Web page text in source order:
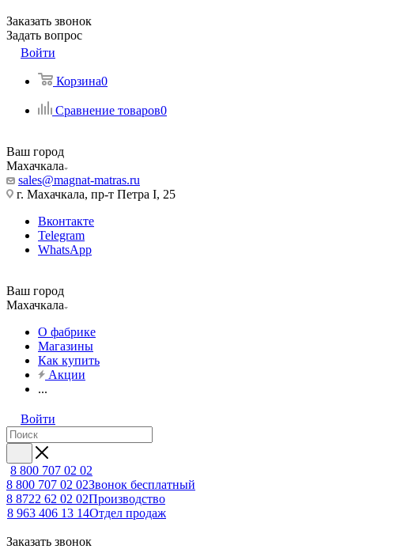
Заказать звонок
Задать вопрос
Войти
Корзина0
Сравнение товаров0
Ваш город
Махачкала
sales@magnat-matras.ru
г. Махачкала, пр-т Петра I, 25
Вконтакте
Telegram
WhatsApp
Ваш город
Махачкала
О фабрике
Магазины
Как купить
Акции
...
Войти
8 800 707 02 02
8 800 707 02 02Звонок бесплатный
8 8722 62 02 02Производство
8 963 406 13 14Отдел продаж
Заказать звонок